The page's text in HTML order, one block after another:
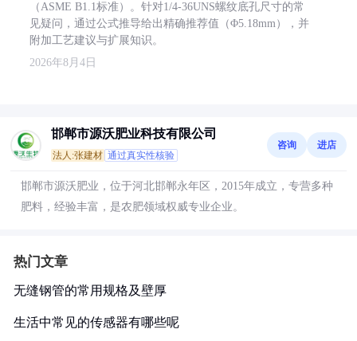
（ASME B1.1标准）。针对1/4-36UNS螺纹底孔尺寸的常
见疑问，通过公式推导给出精确推荐值（Φ5.18mm），并
附加工艺建议与扩展知识。
2026年8月4日
邯郸市源沃肥业科技有限公司
法人:张建材 通过真实性核验
咨询 进店
邯郸市源沃肥业，位于河北邯郸永年区，2015年成立，专营多种
肥料，经验丰富，是农肥领域权威专业企业。
热门文章
无缝钢管的常用规格及壁厚
生活中常见的传感器有哪些呢